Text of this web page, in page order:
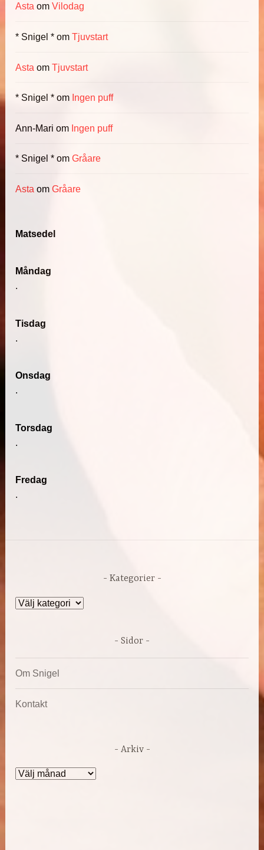
Asta omVilodag
* Snigel * omTjuvstart
Asta omTjuvstart
* Snigel * om Ingen puff
Ann-Mari om Ingen puff
* Snigel * omGråare
Asta omGråare
Matsedel
Måndag
.
Tisdag
.
Onsdag
.
Torsdag
.
Fredag
.
Kategorier
Kategorier
Sidor
Om Snigel
Kontakt
Arkiv
Arkiv